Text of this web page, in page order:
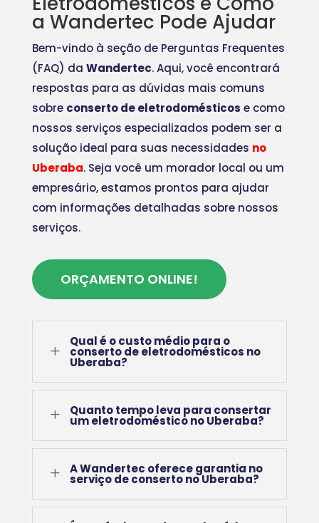
a Wandertec Pode Ajudar
Bem-vindo à seção de Perguntas Frequentes
(FAQ) da Wandertec. Aqui, você encontrará
respostas para as dúvidas mais comuns
sobre conserto de eletrodomésticos e como
nossos serviços especializados podem ser a
solução ideal para suas necessidades no
Uberaba. Seja você um morador local ou um
empresário, estamos prontos para ajudar
com informações detalhadas sobre nossos
serviços.
ORÇAMENTO ONLINE!
L
Qual é o custo médio para o
conserto de eletrodomésticos no
Uberaba?
L Quanto tempo leva para consertar
um eletrodoméstico no Uberaba?
L A Wandertec oferece garantia no
serviço de conserto no Uberaba?